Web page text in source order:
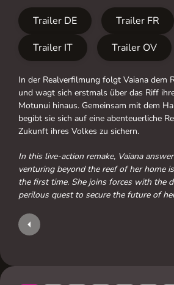
Trailer DE
Trailer FR
Trailer IT
Trailer OV
In der Realverfilmung folgt Vaiana dem
und wagt sich erstmals über das Riff
Motunui hinaus. Gemeinsam mit dem
begibt sie sich auf eine abenteuerliche
Zukunft ihres Volkes zu sichern.
In this live-action remake, Vaiana
venturing beyond the reef of her home
the first time. She joins forces with the
perilous quest to secure the future of